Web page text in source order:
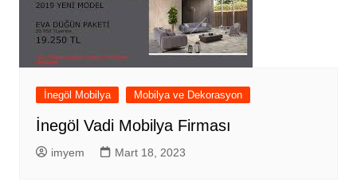
İnegöl Mobilya Mobilya ve Dekorasyon
İnegöl Vadi Mobilya Firması
imyem Mart 18, 2023